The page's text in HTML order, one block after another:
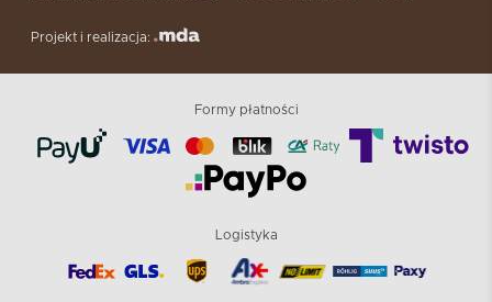
Projekt i realizacja:
Formy płatności
Logistyka